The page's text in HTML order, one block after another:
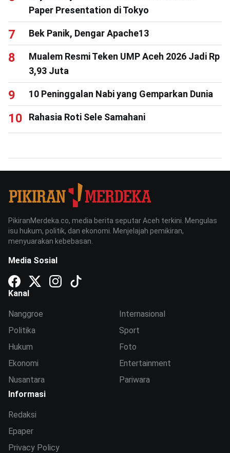
Paper Presentation di Tokyo
Bek Panik, Dengar Apache13
Mualem Resmi Teken UMP Aceh 2026 Jadi Rp
3,93 Juta
10 Peninggalan Nabi yang Gemparkan Dunia
Rahasia Roti Sele Samahani
PikiranMerdeka.co, media berita seputar Aceh terkini. Mengulas
isu hukum, politik, dan ekonomi. Menjelajah pemikiran,
menyuarakan kebebasan.
Media Sosial
Kanal
Nanggroe
Politika
Hukum
Ekonomi
Nusantara
Internasional
Sport
Foto
Entertainment
Pariwara
Informasi
Redaksi
Epaper
Privacy Policy